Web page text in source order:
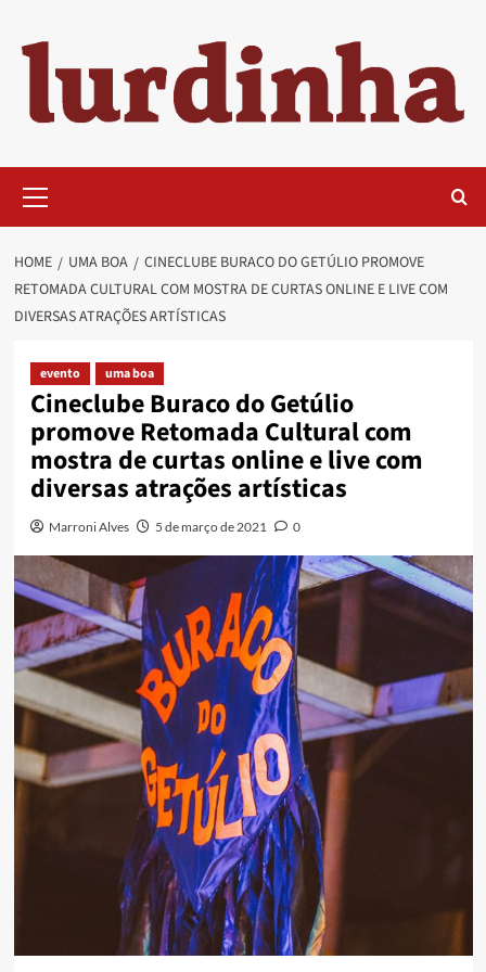
content
Menu
HOME UMA BOA
CINECLUBE BURACO DO GETÚLIO PROMOVE
RETOMADA CULTURAL COM MOSTRA DE CURTAS ONLINE E LIVE COM
DIVERSAS ATRAÇÕES ARTÍSTICAS
evento uma boa
Cineclube Buraco do Getúlio
promove Retomada Cultural com
mostra de curtas online e live com
diversas atrações artísticas
Marroni Alves 5 de março de 2021 0